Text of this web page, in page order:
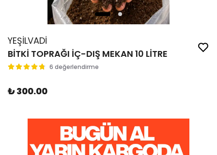
YEŞİLVADİ
BİTKİ TOPRAĞI İÇ-DIŞ MEKAN 10 LİTRE
6 değerlendirme
₺ 300.00